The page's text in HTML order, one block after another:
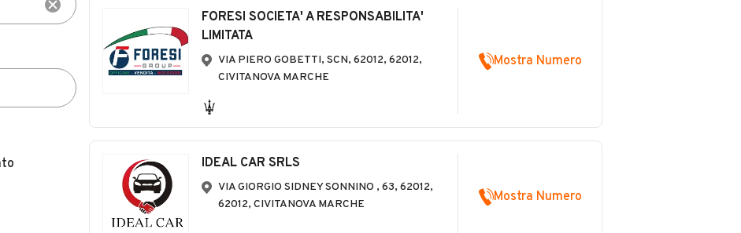
FORESI SOCIETA' A RESPONSABILITA'
LIMITATA
VIA PIERO GOBETTI, SCN, 62012, 62012,
CIVITANOVA MARCHE
Mostra Numero
IDEAL CAR SRLS
VIA GIORGIO SIDNEY SONNINO , 63, 62012,
62012, CIVITANOVA MARCHE
Mostra Numero